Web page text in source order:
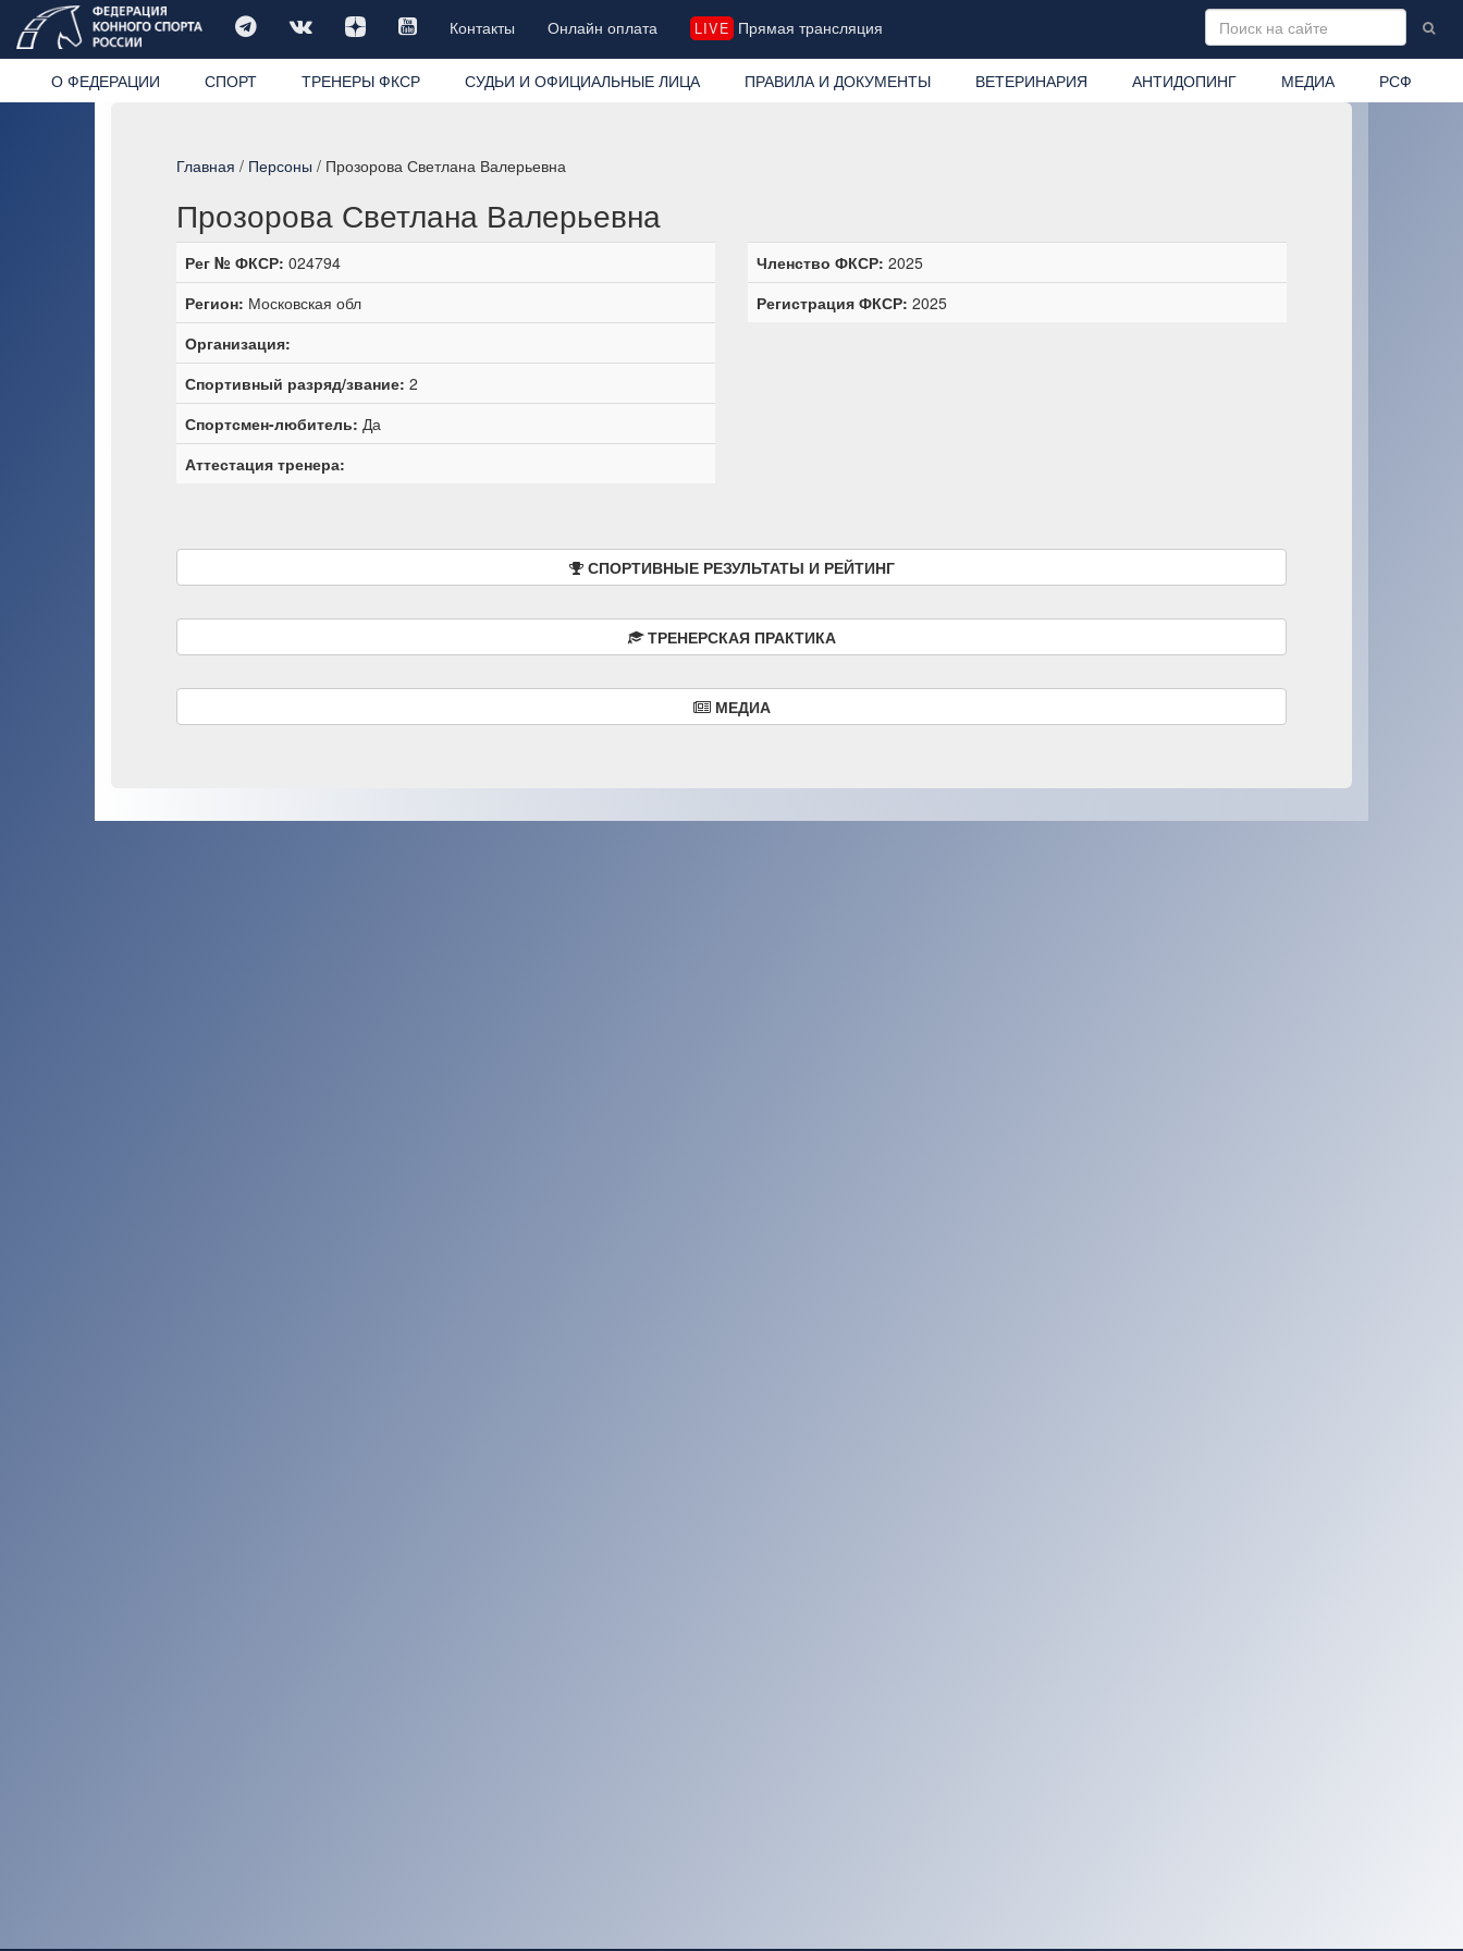
Контакты Онлайн оплата LIVE Прямая трансляция
О ФЕДЕРАЦИИ СПОРТ ТРЕНЕРЫ ФКСР СУДЬИ И ОФИЦИАЛЬНЫЕ ЛИЦА ПРАВИЛА И ДОКУМЕНТЫ ВЕТЕРИНАРИЯ АНТИДОПИНГ МЕДИА РСФ
Главная / Персоны / Прозорова Светлана Валерьевна
Прозорова Светлана Валерьевна
Рег № ФКСР: 024794
Регион: Московская обл
Организация:
Спортивный разряд/звание: 2
Спортсмен-любитель: Да
Аттестация тренера:
Членство ФКСР: 2025
Регистрация ФКСР: 2025
СПОРТИВНЫЕ РЕЗУЛЬТАТЫ И РЕЙТИНГ
ТРЕНЕРСКАЯ ПРАКТИКА
МЕДИА